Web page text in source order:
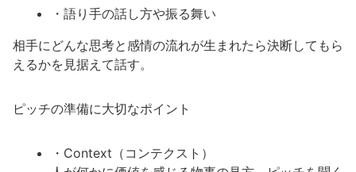
・語り手の話し方や振る舞い
相手にどんな思考と感情の流れが生まれたら決断してもら
えるかを見据えて話す。
ピッチの準備に大切なポイント
・Context（コンテクスト）